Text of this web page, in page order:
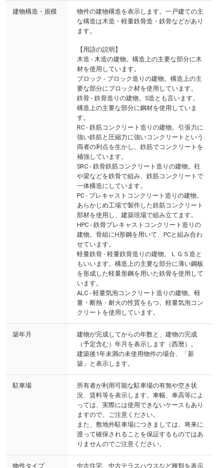
建物構造・規模
物件の建物構造を表示します。一戸建ての主
な構造は木造・軽量鉄骨造・鉄骨などがあり
ます。
【用語の説明】
木造 - 木造の建物。構造上の主要な部分に木
材を使用しています。
ブロック - ブロック造りの建物。構造上の主
要な部分にブロック材を使用しています。
鉄骨 - 鉄骨造りの建物。S造とも言います。
構造上の主要な部分に鋼材を使用していま
す。
RC - 鉄筋コンクリート造りの建物。引張力に
強い鉄筋と圧縮力に強いコンクリートという
両者の利点を生かし、鉄筋でコンクリートを
補強しています。
SRC - 鉄骨鉄筋コンクリート造りの建物。柱
や梁などを鉄骨で組み、鉄筋コンクリートで
一体構造にしています。
PC - プレキャストコンクリート造りの建物。
あらかじめ工場で製作した鉄筋コンクリート
部材を使用し、建築現場で組み立てます。
HPC - 鉄骨プレキャストコンクリート造りの
建物。骨組にH形鋼を用いて、PCと組み合わ
せています。
軽量鉄骨 - 軽量鉄骨造りの建物。ＬＧＳ造と
もいいます。構造上の主要な部分に薄い鋼板
を形成した軽量形鋼を用いた鉄骨を使用して
います。
ALC - 軽量気泡コンクリート造りの建物。軽
量・断熱・耐火の性質をもつ、軽量気泡コン
クリートを使用しています。
築年月
建物が完成してからの年数と、建物の完成
（予定含む）年月を表示します（西暦）。
建築後1年未満の未使用物件の場合、「新
築」と表示します。
駐車場
所有者が利用可能な駐車場の有無や空き状
況、賃料等を表示します。車幅、車高等によ
っては、実際には使用できないケースもあり
ますので、ご注意ください。
また、敷地外駐車場につきましては、将来に
渡って確保されることを保証するものではあ
りませんのでご注意ください。
物件タイプ 中古住宅、中古テラスハウスなど種類を表示